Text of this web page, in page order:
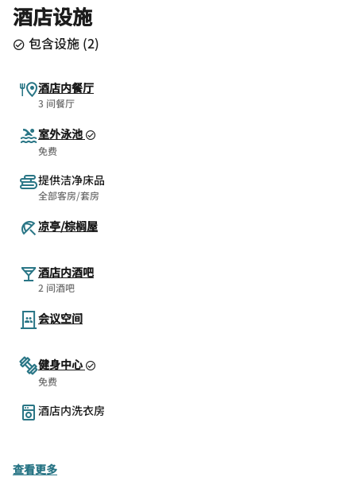
酒店设施
包含设施 (2)
酒店内餐厅
3 间餐厅
室外泳池
免费
提供洁净床品
全部客房/套房
凉亭/棕榈屋
酒店内酒吧
2 间酒吧
会议空间
健身中心
免费
酒店内洗衣房
查看更多